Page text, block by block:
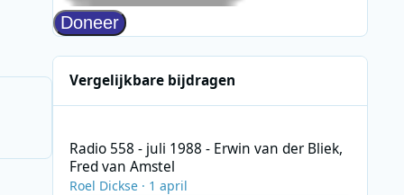
Vergelijkbare bijdragen
Radio 558 - juli 1988 - Erwin van der Bliek,
Fred van Amstel
Roel Dickse· 1 april